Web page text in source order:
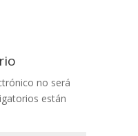
no será
están